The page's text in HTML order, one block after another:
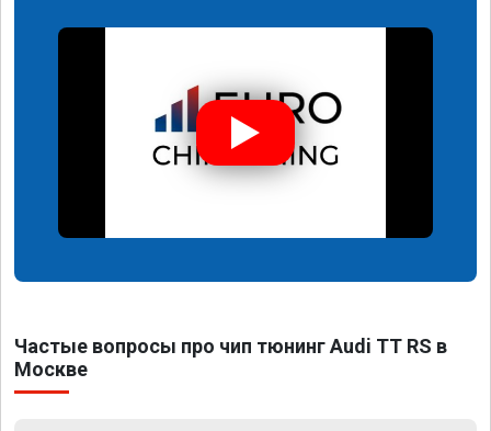
Частые вопросы про чип тюнинг Audi TT RS в
Москве